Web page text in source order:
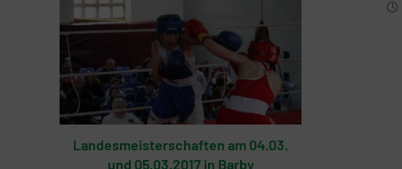
Landesmeisterschaften am 04.03.
und 05.03.2017 in Barby